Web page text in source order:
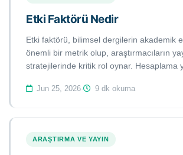
Etki Faktörü Nedir
Etki faktörü, bilimsel dergilerin akademik
önemli bir metrik olup, araştırmacıların
stratejilerinde kritik rol oynar. Hesaplama
Jun 25, 2026· 9 dk okuma
ARAŞTIRMA VE YAYIN